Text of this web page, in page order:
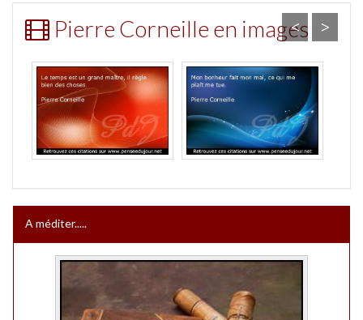
Pierre Corneille en images
< >
A méditer.....